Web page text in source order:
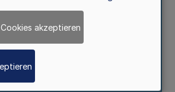
im Zeitraum
Juni 2026
akzeptieren